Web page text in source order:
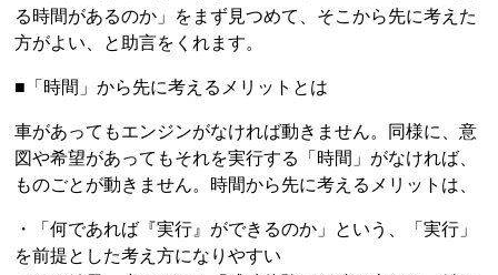
る時間があるのか」をまず見つめて、そこから先に考えた
方がよい、と助言をくれます。
■「時間」から先に考えるメリットとは
車があってもエンジンがなければ動きません。同様に、意
図や希望があってもそれを実行する「時間」がなければ、
ものごとが動きません。時間から先に考えるメリットは、
・「何であれば『実行』ができるのか」という、「実行」
を前提とした考え方になりやすい